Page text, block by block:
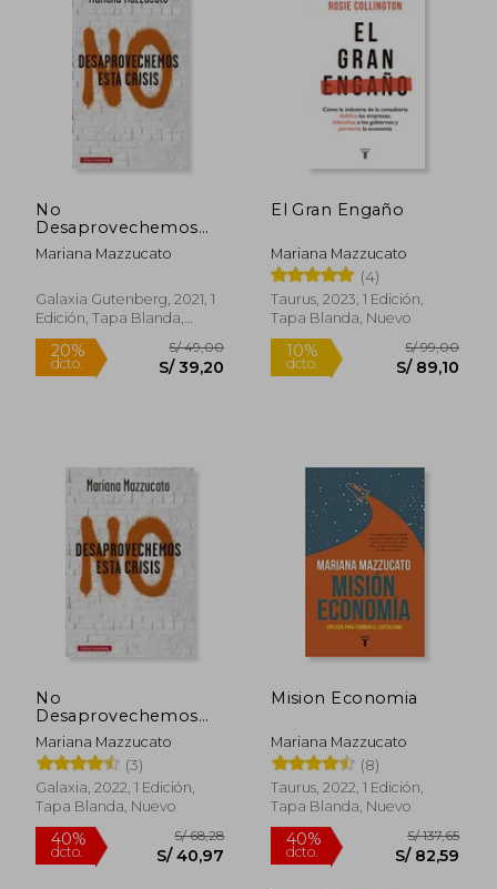
No
Desaprovechemos
Esta Crisis
Mariana Mazzucato
Galaxia Gutenberg, 2021, 1
Edición, Tapa Blanda,
Nuevo
20%
dcto.
El Gran Engaño
Mariana Mazzucato
(4)
Taurus, 2023, 1 Edición,
Tapa Blanda, Nuevo
10%
dcto.
No
Desaprovechemos
Esta Crisis
Mariana Mazzucato
(3)
Galaxia, 2022, 1 Edición,
Tapa Blanda, Nuevo
Mision Economia
Mariana Mazzucato
(8)
Taurus, 2022, 1 Edición,
Tapa Blanda, Nuevo